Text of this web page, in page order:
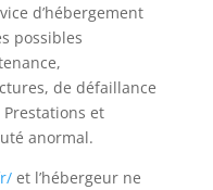
d’hébergement
possibles
de défaillance
et
anormal.
et l’hébergeur ne